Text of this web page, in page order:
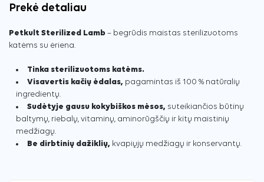
Prekė detaliau
Petkult Sterilized Lamb – begrūdis maistas sterilizuotoms
katėms su ėriena.
Tinka sterilizuotoms katėms.
Visavertis kačių ėdalas, pagamintas iš 100 % natūralių
ingredientų.
Sudėtyje gausu kokybiškos mėsos, suteikiančios būtinų
baltymų, riebalų, vitaminų, aminorūgščių ir kitų maistinių
medžiagų.
Be dirbtinių dažiklių, kvapiųjų medžiagų ir konservantų.